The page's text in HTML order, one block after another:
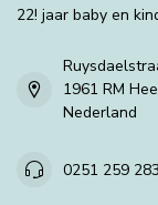
22! jaar baby en
1961 RM
Nederland
0251 259 283